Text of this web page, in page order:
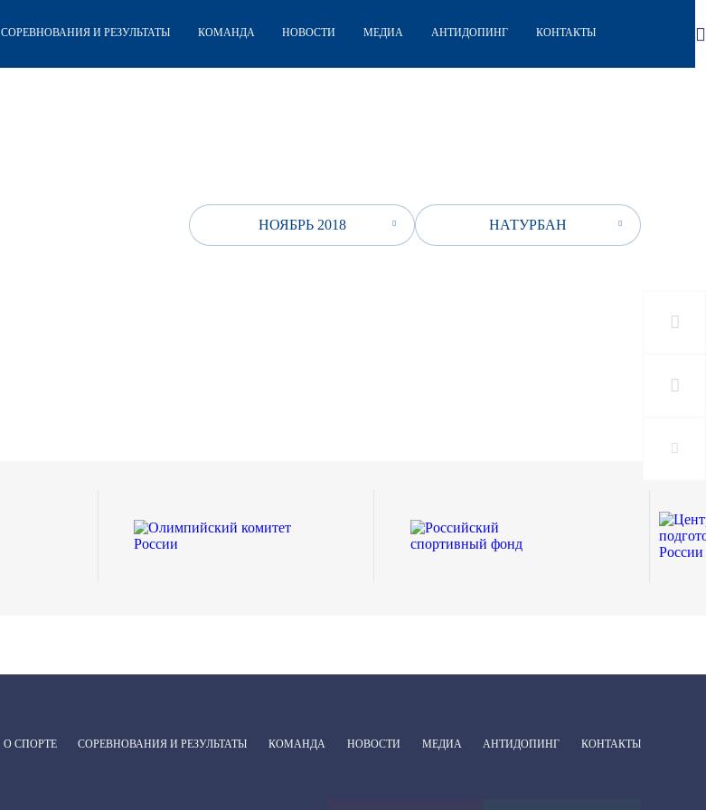
СОРЕВНОВАНИЯ И РЕЗУЛЬТАТЫ КОМАНДА НОВОСТИ МЕДИА АНТИДОПИНГ КОНТАКТЫ
НОЯБРЬ 2018 НАТУРБАН
О СПОРТЕ СОРЕВНОВАНИЯ И РЕЗУЛЬТАТЫ КОМАНДА НОВОСТИ МЕДИА АНТИДОПИНГ КОНТАКТЫ